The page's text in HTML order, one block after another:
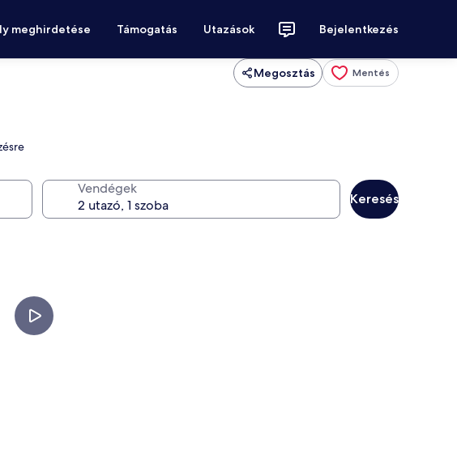
meghirdetése Támogatás Utazások Bejelentkezés
Megosztás Mentés
Vendégek
Keresés